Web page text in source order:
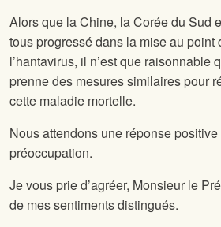
Alors que la Chine, la Corée du Sud
tous progressé dans la mise au point
l’hantavirus, il n’est que raisonnable
prenne des mesures similaires pour
cette maladie mortelle.
Nous attendons une réponse
préoccupation.
Je vous prie d’agréer, Monsieur le
de mes sentiments distingués.